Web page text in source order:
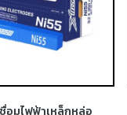
อมไฟฟ้าเหล็กหล่อ